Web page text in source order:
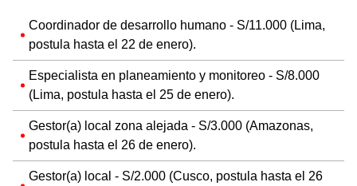
Coordinador de desarrollo humano - S/11.000 (Lima,
postula hasta el 22 de enero).
Especialista en planeamiento y monitoreo - S/8.000
(Lima, postula hasta el 25 de enero).
Gestor(a) local zona alejada - S/3.000 (Amazonas,
postula hasta el 26 de enero).
Gestor(a) local - S/2.000 (Cusco, postula hasta el 26